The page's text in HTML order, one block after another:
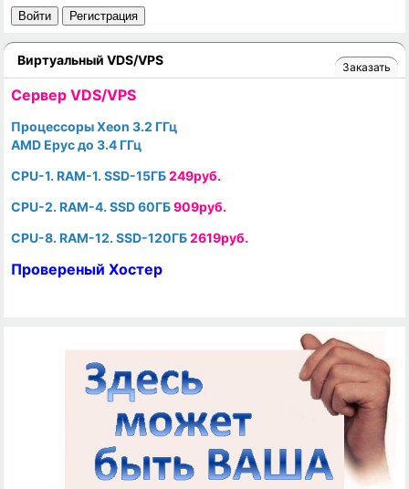
Войти Регистрация
Виртуальный VDS/VPS Заказать
Cервер VDS/VPS
Процессоры Xeon 3.2 ГГц
AMD Epyc до 3.4 ГГц
CPU-1. RAM-1. SSD-15ГБ249руб.
CPU-2. RAM-4. SSD 60ГБ909руб.
CPU-8. RAM-12. SSD-120ГБ2619руб.
Провереный Хостер